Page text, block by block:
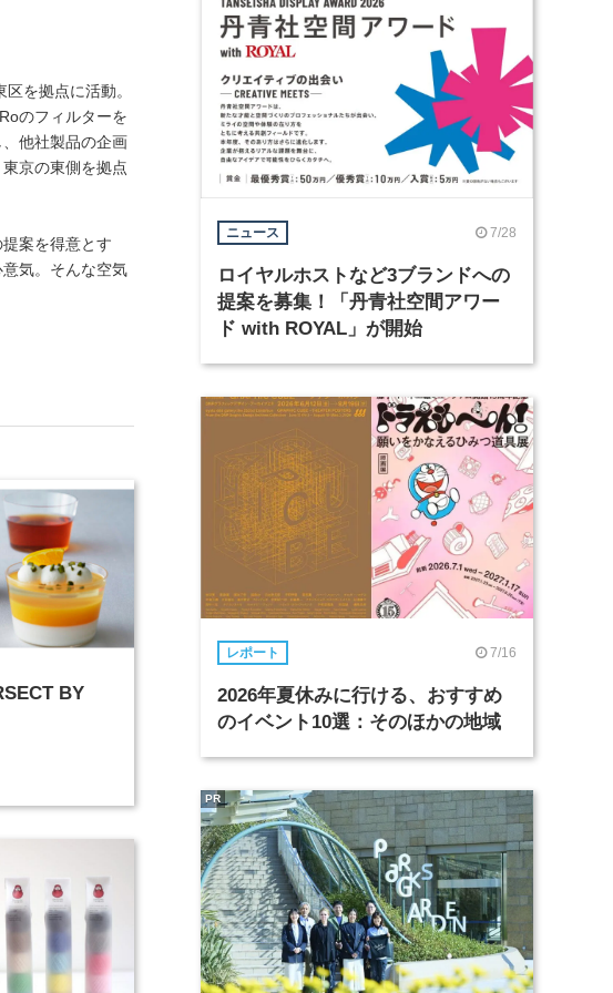
を拠点に活動。
のフィルターを
他社製品の企画
京の東側を拠点
案を得意とす
気。そんな空気
BY
ニュース 7/28
ロイヤルホストなど3ブランドへの
提案を募集！「丹青社空間アワー
ド with ROYAL」が開始
レポート 7/16
2026年夏休みに行ける、おすすめ
のイベント10選：そのほかの地域
PR